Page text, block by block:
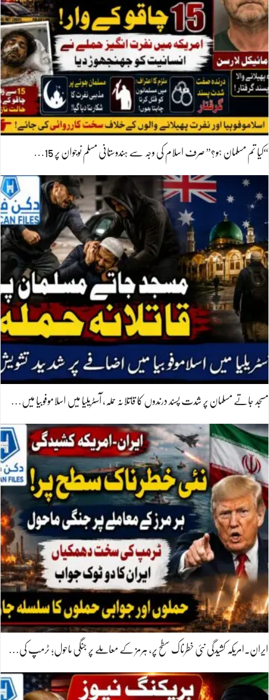
“کیا تم مسلمان ہو؟” صرف اسلام کی وجہ سے ہندوستانی مسلم نوجوان پر 15…
مسجد جاتے مسلمان پر شدت پسند درندوں کا قاتلانہ حملہ، آسٹریلیا میں اسلاموفوبیا میں…
ایران۔امریکہ کشیدگی نئی خطرناک سطح پر، ہرمز کے معاملے پر جنگی ماحول؛ ٹرمپ کی…